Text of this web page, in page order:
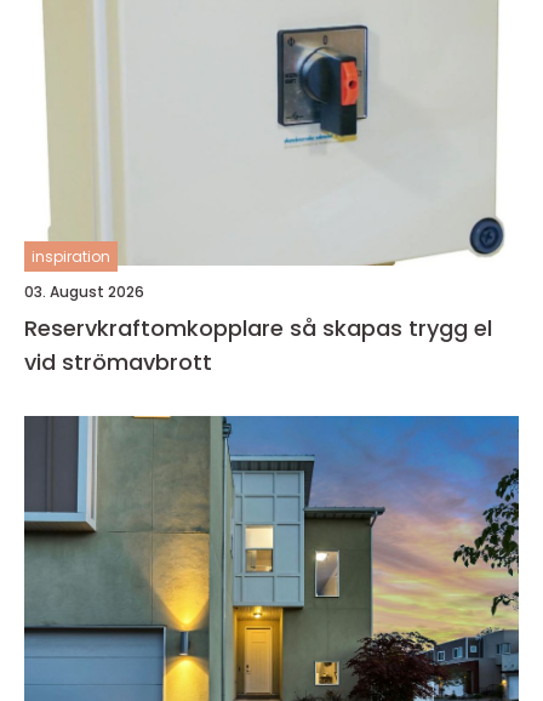
inspiration
03. August 2026
Reservkraftomkopplare så skapas trygg el
vid strömavbrott